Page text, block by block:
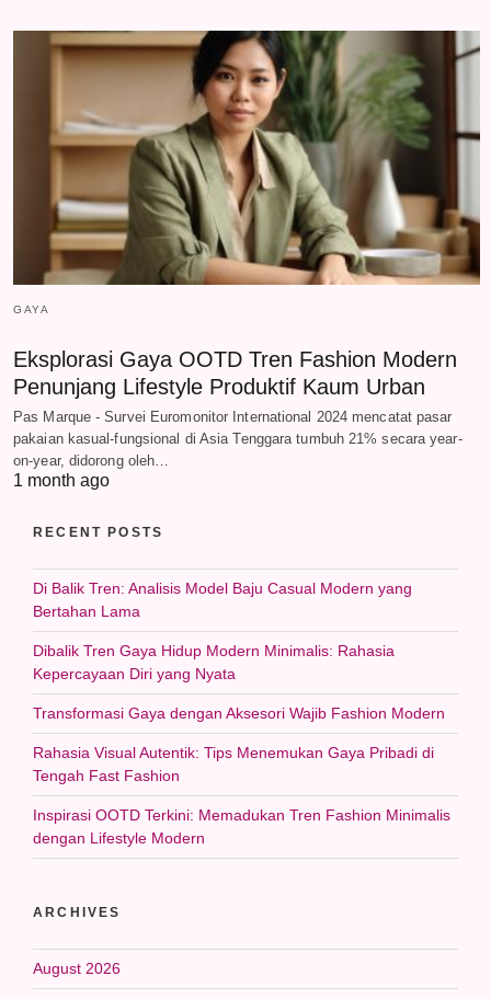
GAYA
Eksplorasi Gaya OOTD Tren Fashion Modern
Penunjang Lifestyle Produktif Kaum Urban
Pas Marque - Survei Euromonitor International 2024 mencatat pasar
pakaian kasual-fungsional di Asia Tenggara tumbuh 21% secara year-
on-year, didorong oleh…
1 month ago
RECENT POSTS
Di Balik Tren: Analisis Model Baju Casual Modern yang
Bertahan Lama
Dibalik Tren Gaya Hidup Modern Minimalis: Rahasia
Kepercayaan Diri yang Nyata
Transformasi Gaya dengan Aksesori Wajib Fashion Modern
Rahasia Visual Autentik: Tips Menemukan Gaya Pribadi di
Tengah Fast Fashion
Inspirasi OOTD Terkini: Memadukan Tren Fashion Minimalis
dengan Lifestyle Modern
ARCHIVES
August 2026